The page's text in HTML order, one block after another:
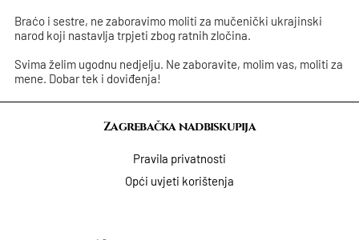
Braćo i sestre, ne zaboravimo moliti za mučenički ukrajinski
narod koji nastavlja trpjeti zbog ratnih zločina.
Svima želim ugodnu nedjelju. Ne zaboravite, molim vas, moliti za
mene. Dobar tek i doviđenja!
Zagrebačka nadbiskupija
Pravila privatnosti
Opći uvjeti korištenja